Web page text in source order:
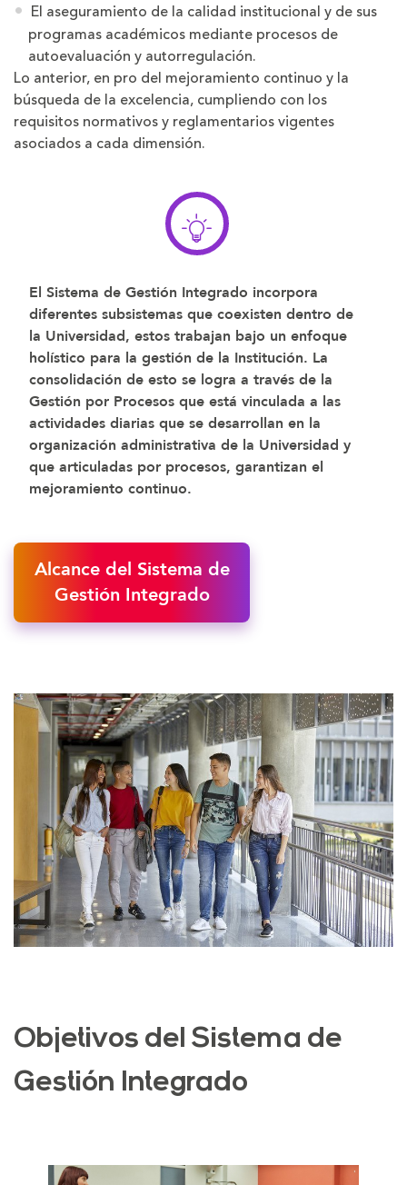
El aseguramiento de la calidad institucional y de sus
programas académicos mediante procesos de
autoevaluación y autorregulación.
Lo anterior, en pro del mejoramiento continuo y la
búsqueda de la excelencia, cumpliendo con los
requisitos normativos y reglamentarios vigentes
asociados a cada dimensión.
El Sistema de Gestión Integrado incorpora
diferentes subsistemas que coexisten dentro de
la Universidad, estos trabajan bajo un enfoque
holístico para la gestión de la Institución. La
consolidación de esto se logra a través de la
Gestión por Procesos que está vinculada a las
actividades diarias que se desarrollan en la
organización administrativa de la Universidad y
que articuladas por procesos, garantizan el
mejoramiento continuo.
Alcance del Sistema de
Gestión Integrado
Objetivos del Sistema de
Gestión Integrado